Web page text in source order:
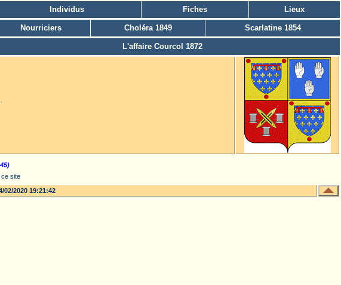
Individus Fiches Lieux
Nourriciers Choléra 1849 Scarlatine 1854
L'affaire Courcol 1872
site
02/2020 19:21:42